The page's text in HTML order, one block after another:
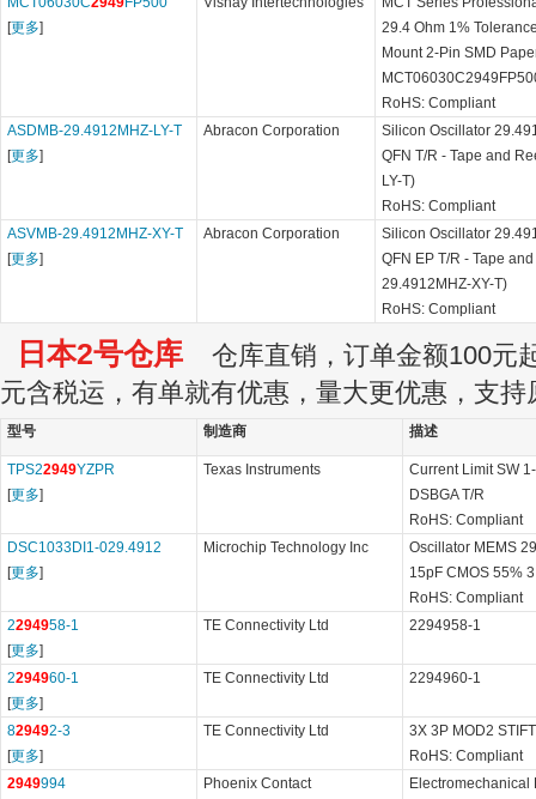
[更多]
29.4 Ohm 1%
Mount 2-Pin SMD
RoHS: Compliant
ASDMB-29.4912MHZ-LY-T
[更多]
Abracon Corporation
Silicon Oscillator
QFN T/R - Tape and
LY-T)
RoHS: Compliant
ASVMB-29.4912MHZ-XY-T
[更多]
Abracon Corporation
Silicon Oscillator
QFN EP T/R - Tape
29.4912MHZ-XY-T)
RoHS: Compliant
日本2号仓库 仓库直销，订单金额100元
元含税运，有单就有优惠，量大更优惠，支持
型号 制造商 描述
TPS22949YZPR
[更多]
Texas Instruments
Current Limit SW
DSBGA T/R
RoHS: Compliant
DSC1033DI1-029.4912
[更多]
Microchip Technology Inc
Oscillator MEMS
15pF CMOS 55%
RoHS: Compliant
2294958-1
[更多]
TE Connectivity Ltd 2294958-1
2294960-1
[更多]
TE Connectivity Ltd 2294960-1
829492-3
[更多]
TE Connectivity Ltd
3X 3P MOD2
RoHS: Compliant
2949994
Phoenix Contact
Electromechanical